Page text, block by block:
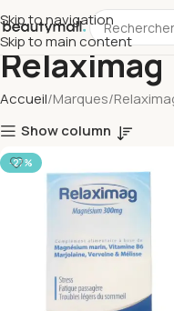
Skip to navigation
Skip to main content
Relaximag
Accueil Marques
Show column
-27%